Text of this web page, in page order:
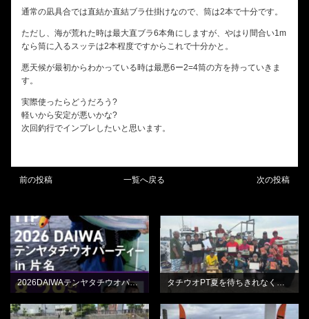
通常の凪具合では直結か直結ブラ仕掛けなので、筒は2本で十分です。
ただし、海が荒れた時は最大直ブラ6本角にしますが、やはり間合い1m
なら筒に入るスッテは2本程度ですからこれで十分かと。
悪天候が最初からわかっている時は最悪6ー2=4筒の方を持っていきま
す。
実際使ったらどうだろう?
軽いから安定が悪いかな?
次回釣行でインプレしたいと思います。
前の投稿 一覧へ戻る 次の投稿
BLOG
2026DAIWAテンヤタチウオパーティーin片名
BLOG
BLOG BLOG